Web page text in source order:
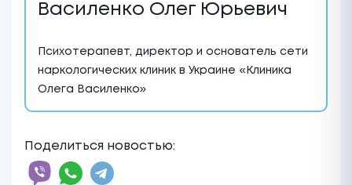
Василенко Олег Юрьевич
Психотерапевт, директор и основатель сети
наркологических клиник в Украине «Клиника
Олега Василенко»
Поделиться новостью: